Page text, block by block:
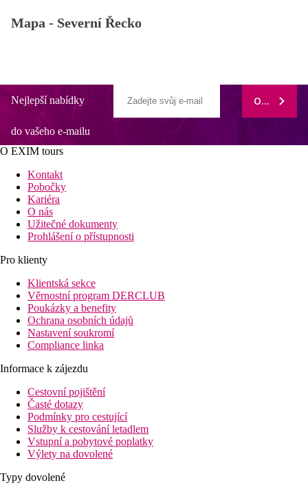
Mapa - Severní Řecko
Nejlepší nabídky
do vašeho e-mailu
ODEBÍRAT
O EXIM tours
Kontakt
Pobočky
Kariéra
O nás
Užitečné dokumenty
Prohlášení o přístupnosti
Pro klienty
Klientská sekce
Věrnostní program DERCLUB
Poukázky a benefity
Ochrana osobních údajů
Nastavení soukromí
Compliance linka
Informace k zájezdu
Cestovní pojištění
Časté dotazy
Podmínky pro cestující
Služby k cestování letadlem
Vstupní a pobytové poplatky
Výlety na dovolené
Typy dovolené